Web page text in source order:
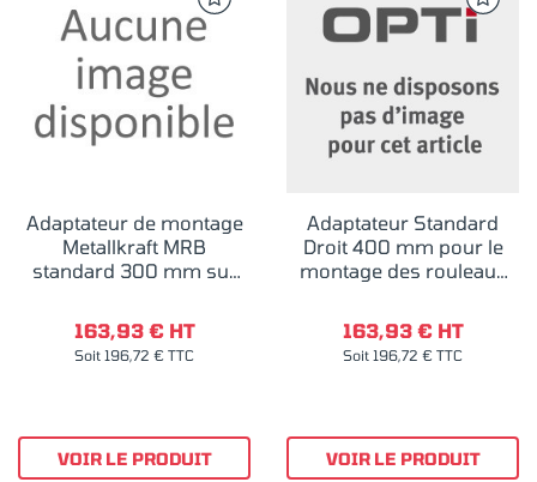
Adaptateur de montage
Metallkraft MRB
standard 300 mm sur
163,93 € HT
Soit 196,72 € TTC
VOIR LE PRODUIT
Adaptateur Standard
Droit 400 mm pour le
montage des rouleaux
163,93 € HT
Soit 196,72 € TTC
VOIR LE PRODUIT